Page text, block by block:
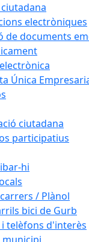
electròniques
de documents
Única
ciutadana
participatius
hi
/ Plànol
bici de Gurb
i telèfons d'interès